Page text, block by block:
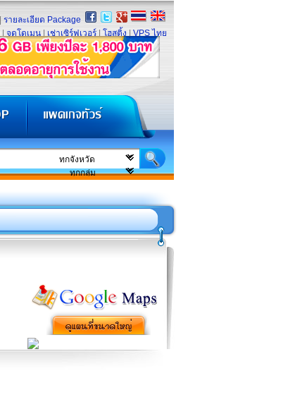
รายละเอียด Package
จดโดเมน เช่าเซิร์ฟเวอร์ โฮสติ้ง VPS ไทย